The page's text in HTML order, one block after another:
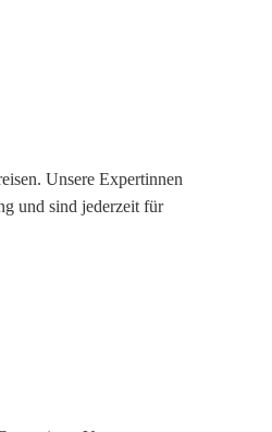
Unsere Expertinnen
und sind jederzeit für